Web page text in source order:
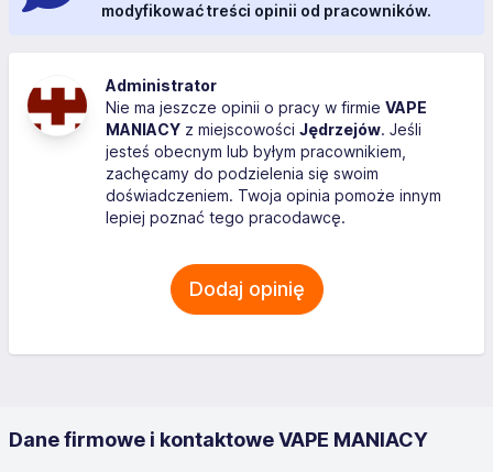
modyfikować treści opinii od pracowników.
Administrator
Nie ma jeszcze opinii o pracy w firmie VAPE
MANIACY z miejscowości Jędrzejów. Jeśli
jesteś obecnym lub byłym pracownikiem,
zachęcamy do podzielenia się swoim
doświadczeniem. Twoja opinia pomoże innym
lepiej poznać tego pracodawcę.
Dodaj opinię
Dane firmowe i kontaktowe VAPE MANIACY